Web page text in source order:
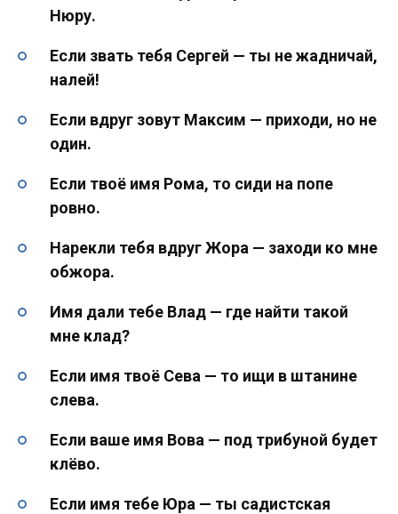
Нюру.
Если звать тебя Сергей — ты не жадничай,
налей!
Если вдруг зовут Максим — приходи, но не
один.
Если твоё имя Рома, то сиди на попе
ровно.
Нарекли тебя вдруг Жора — заходи ко мне
обжора.
Имя дали тебе Влад — где найти такой
мне клад?
Если имя твоё Сева — то ищи в штанине
слева.
Если ваше имя Вова — под трибуной будет
клёво.
Если имя тебе Юра — ты садистская